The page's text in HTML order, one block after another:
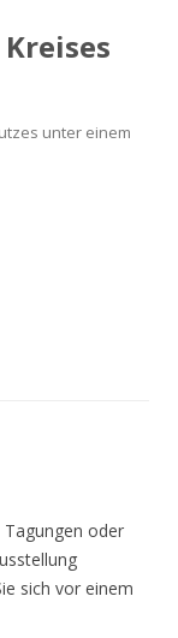
unter einem
oder
sich vor einem